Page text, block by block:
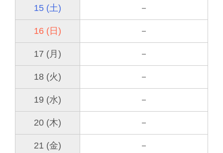
15 (土) －
16 (日) －
17 (月) －
18 (火) －
19 (水) －
20 (木) －
21 (金) －